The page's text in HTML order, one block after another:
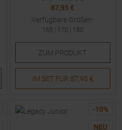
87,95 €
Verfügbare Größen:
165 | 170 | 180
ZUM PRODUKT
IM SET FÜR 87,95 €
-10%
NEU